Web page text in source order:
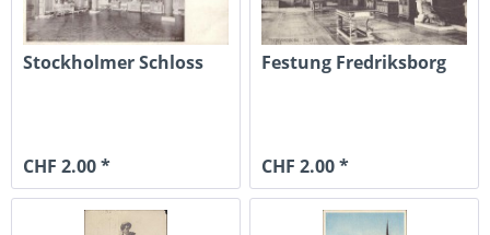
Stockholmer Schloss
CHF 2.00 *
Festung Fredriksborg
CHF 2.00 *